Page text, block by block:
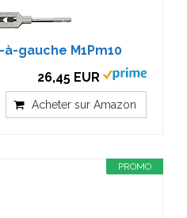
à-gauche M1Pm10
26,45 EUR
Acheter sur Amazon
PROMO